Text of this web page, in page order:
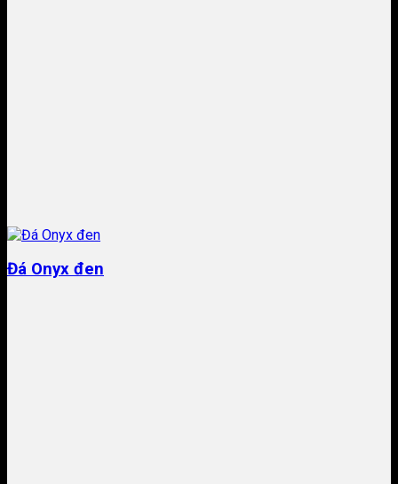
Đá Onyx đen